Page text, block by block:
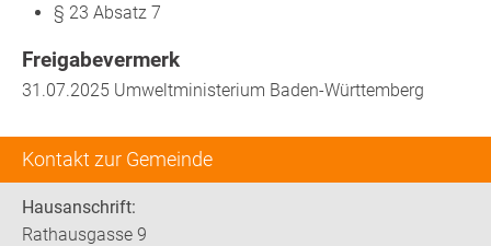
Kontakt zur Gemeinde
Hausanschrift:
Rathausgasse 9
§ 23 Absatz 7
Freigabevermerk
31.07.2025 Umweltministerium Baden-Württemberg